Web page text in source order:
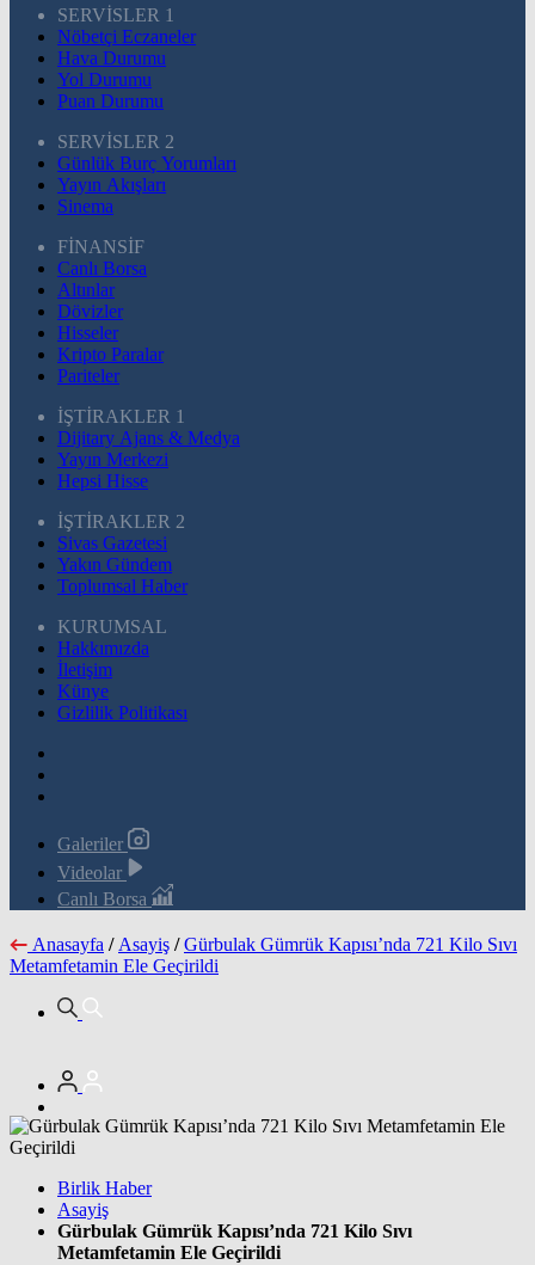
SERVİSLER 1
Nöbetçi Eczaneler
Hava Durumu
Yol Durumu
Puan Durumu
SERVİSLER 2
Günlük Burç Yorumları
Yayın Akışları
Sinema
FİNANSİF
Canlı Borsa
Altınlar
Dövizler
Hisseler
Kripto Paralar
Pariteler
İŞTİRAKLER 1
Dijitary Ajans & Medya
Yayın Merkezi
Hepsi Hisse
İŞTİRAKLER 2
Sivas Gazetesi
Yakın Gündem
Toplumsal Haber
KURUMSAL
Hakkımızda
İletişim
Künye
Gizlilik Politikası
Galeriler
Videolar
Canlı Borsa
Anasayfa / Asayiş / Gürbulak Gümrük Kapısı’nda 721 Kilo Sıvı
Metamfetamin Ele Geçirildi
Birlik Haber
Asayiş
Gürbulak Gümrük Kapısı’nda 721 Kilo Sıvı
Metamfetamin Ele Geçirildi